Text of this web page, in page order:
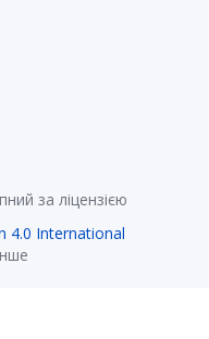
за ліцензією
4.0 International